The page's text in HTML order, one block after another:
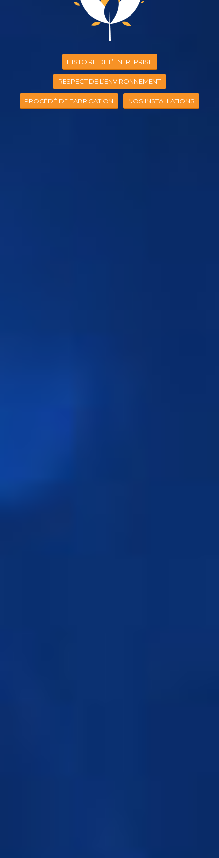
HISTOIRE DE L’ENTREPRISE
RESPECT DE L’ENVIRONNEMENT
PROCÉDÉ DE FABRICATION NOS INSTALLATIONS